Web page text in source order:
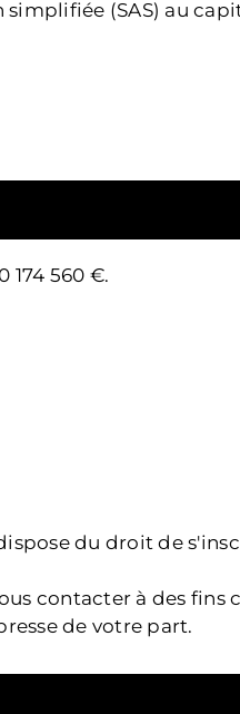
(SAS) au
174 560 €.
du droit de
contacter à des fins
de votre part.